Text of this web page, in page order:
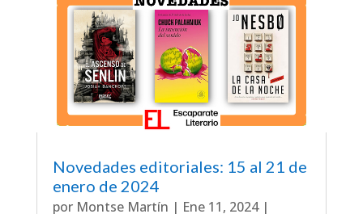
Novedades editoriales: 15 al 21 de
enero de 2024
por Montse Martín | Ene 11, 2024|